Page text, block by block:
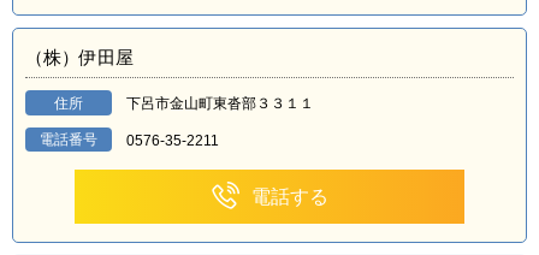
（株）伊田屋
住所 下呂市金山町東沓部３３１１
電話番号 0576-35-2211
電話する